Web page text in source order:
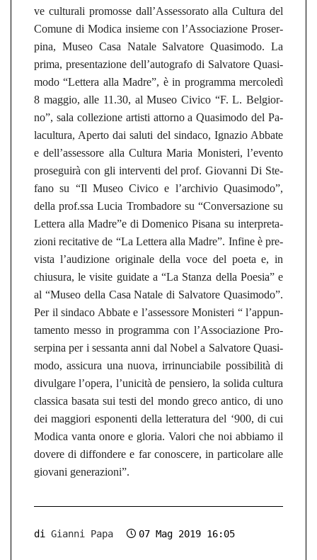
ve cul­tu­ra­li pro­mos­se dall’Asses­so­ra­to alla Cul­tu­ra del
Co­mu­ne di Mo­di­ca insie­me con l’Asso­cia­zio­ne Pro­ser­
pi­na, Museo Casa Na­ta­le Sal­va­to­re Qua­si­mo­do. La
prima, pre­sen­ta­zio­ne dell’au­to­gra­fo di Sal­va­to­re Qua­si­
mo­do “Let­te­ra alla Madre”, è in pro­gram­mamercoledì
8 mag­gio,alle 11.30, al Museo Ci­vi­co “F. L. Bel­gior­
no”, sala col­le­zio­ne ar­tis­ti at­tor­no a Qua­si­mo­do del Pa­
la­cul­tu­ra, Aper­to daisa­lu­ti del sin­da­co, Igna­zio Ab­ba­te
e dell’as­ses­so­re alla Cul­tu­ra Maria Mo­nis­te­ri, l’even­to
proseguirà con gli in­ter­ven­ti del prof. Gio­van­ni Di Ste­
fa­no su “Il Museo Ci­vi­co e l’ar­chi­vio Qua­si­mo­do”,
della prof.ssa Lucia Trombad­o­re su “Con­ver­sa­zio­ne su
Let­te­ra alla Madre”e di Do­me­nico Pi­sa­na su in­ter­pre­ta­
zio­ni re­ci­ta­ti­ve de “La Let­te­ra alla Madre”. In­fi­ne è pre­
vis­ta l’au­di­zio­ne ori­gi­na­le della voce del poeta e, in
chius­u­ra, levi­si­te gui­da­te a “La Stan­za della Poe­sia” e
al “Museo della Casa Na­ta­le di Sal­va­to­re Qua­si­mo­do”.
Per il sin­da­co Ab­ba­te e l’as­ses­so­re Mo­nis­te­ri “ l’ap­pun­
ta­men­to messo in pro­gram­ma con l’As­so­cia­zio­ne Pro­
ser­pi­na per i ses­san­ta anni dal Nobel a Sal­va­to­re Qua­si­
mo­do, as­si­cu­ra una nuova, ir­rin­un­cia­bi­le possibilità di
di­vul­ga­re l’opera, l’unicità de pen­sie­ro, la so­li­da cul­tu­ra
clas­si­caba­sa­tasui testi del mondo greco an­ti­co, di uno
dei mag­gio­ri espo­nen­ti della let­te­ra­tu­ra del ‘900, di cui
Mo­di­ca vanta onore e glo­ria. Va­lo­ri che noi ab­bia­mo il
do­ve­re didif­fon­de­re e far co­nos­ce­re, in par­ti­co­la­re alle
gio­v­a­ni ge­ne­ra­zio­ni”.
di Gianni Papa 07 Mag 2019 16:05